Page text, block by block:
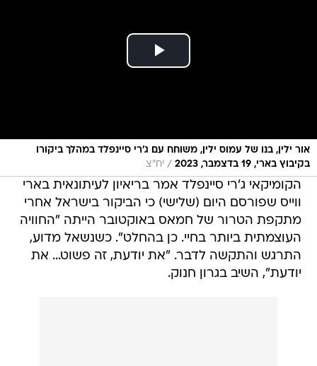
אור ילין, בנו של עמוס ילין, משוחח עם ג'רי סיינפלד במהלך ביקורו
בקיבוץ בארי, 19 בדצמבר, 2023
/ יח"צ
הקומיקאי ג'רי סיינפלד אמר בריאיון לעיתונאית בארי
ווייס שפורסם היום (שלישי) כי הביקור בישראל אחרי
מתקפת הטרור של חמאס באוקטובר הייתה "החוויה
העוצמתית ביותר בחיי. כן בהחלט". כשנשאל מדוע,
התרגש והתקשה לדבר. "את יודעת, זה פשוט... את
יודעת", השיב בגרון חנוק.